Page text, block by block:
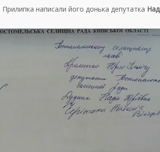
написали його донька депутатка